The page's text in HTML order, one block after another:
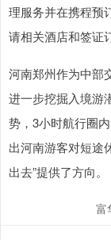
理服务并在携程预
请相关酒店和签证
河南郑州作为中部
进一步挖掘入境游
势，3小时航行圈
出河南游客对短途
出去”提供了方向。
富